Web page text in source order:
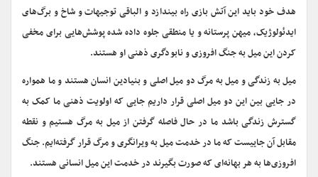
هدف خود باید این آتش بازی راه بیندازد و الباقی توجیهات و شاخ و برگ‌های
ایدئولوژیک، میهن پرستانه و یا منطقی جلوه داده شده پوشش‌هایی برای مخفی
کردن این میل به جنگ افروزی و نابودگری ذهنی او هستند.
میل به زندگی و میل به مرگ دو میل اصلی و بنیادین انسان هستند و ما همواره
در جایی بین این دو میل اصلی قرار داریم جایی که اولویت ذهنی ما کمک به
گسترش زندگی باشد ما در حال فاصله گرفتن از میل به مرگ هستیم و نقطه
مقابل آن جاییست که ما در خدمت میل به ویرانگری و مرگ قرار گرفته‌ایم. جنگ
افروزی‌ها به هر بهانه‌ای که صورت بگیرند در خدمت این میل انسانی هستند.